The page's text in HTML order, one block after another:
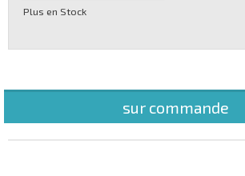
Plus en Stock
sur commande